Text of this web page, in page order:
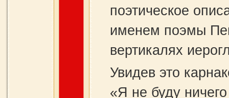
поэтическое
именем поэмы
вертикалях
Увидев это
«Я не буду